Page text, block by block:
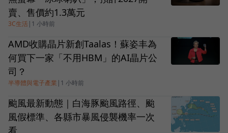
賣、售價約1.3萬元
3C生活| 1 小時前
AMD收購晶片新創Taalas！蘇姿丰為
何買下一家「不用HBM」的AI晶片公
司？
半導體與電子產業 | 1 小時前
颱風最新動態｜白海豚颱風路徑、颱
風假標準、各縣市暴風侵襲機率一次
看